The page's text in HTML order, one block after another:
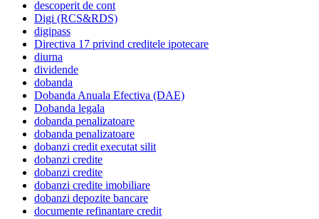
descoperit de cont
Digi (RCS&RDS)
digipass
Directiva 17 privind creditele ipotecare
diurna
dividende
dobanda
Dobanda Anuala Efectiva (DAE)
Dobanda legala
dobanda penalizatoare
dobanda penalizatoare
dobanzi credit executat silit
dobanzi credite
dobanzi credite
dobanzi credite imobiliare
dobanzi depozite bancare
documente refinantare credit